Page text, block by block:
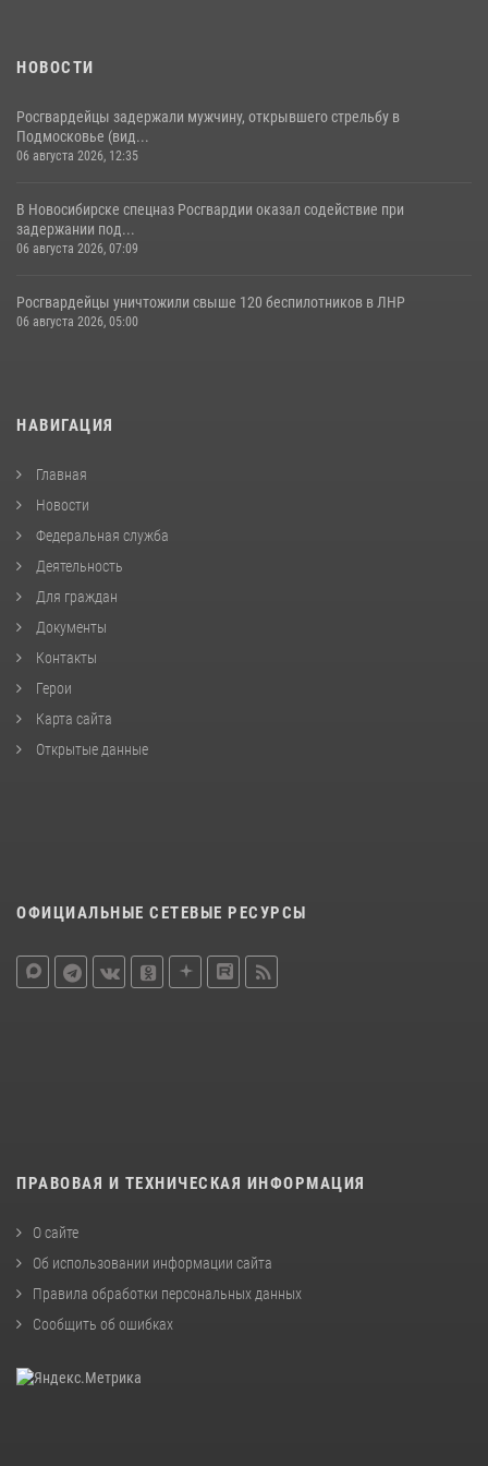
НОВОСТИ
Росгвардейцы задержали мужчину, открывшего стрельбу в
Подмосковье (вид...
06 августа 2026, 12:35
В Новосибирске спецназ Росгвардии оказал содействие при
задержании под...
06 августа 2026, 07:09
Росгвардейцы уничтожили свыше 120 беспилотников в ЛНР
06 августа 2026, 05:00
НАВИГАЦИЯ
Главная
Новости
Федеральная служба
Деятельность
Для граждан
Документы
Контакты
Герои
Карта сайта
Открытые данные
ОФИЦИАЛЬНЫЕ СЕТЕВЫЕ РЕСУРСЫ
ПРАВОВАЯ И ТЕХНИЧЕСКАЯ ИНФОРМАЦИЯ
О сайте
Об использовании информации сайта
Правила обработки персональных данных
Сообщить об ошибках